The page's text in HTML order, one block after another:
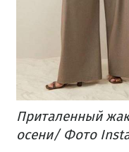
Приталенный
осени/ Фото